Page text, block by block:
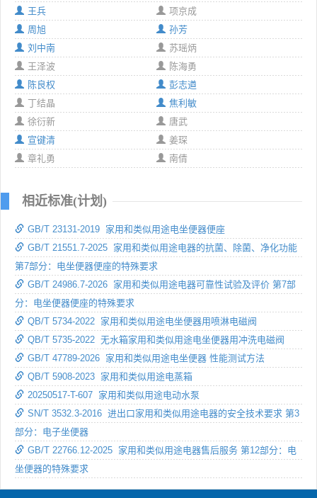
王兵
项京成
周旭
孙芳
刘中南
苏瑶炳
王泽波
陈海勇
陈良权
彭志遒
丁结晶
焦利敏
徐衍新
唐武
宣键清
姜琛
章礼勇
南倩
相近标准(计划)
GB/T 23131-2019 家用和类似用途电坐便器便座
GB/T 21551.7-2025 家用和类似用途电器的抗菌、除菌、净化功能
第7部分：电坐便器便座的特殊要求
GB/T 24986.7-2026 家用和类似用途电器可靠性试验及评价 第7部
分：电坐便器便座的特殊要求
QB/T 5734-2022 家用和类似用途电坐便器用喷淋电磁阀
QB/T 5735-2022 无水箱家用和类似用途电坐便器用冲洗电磁阀
GB/T 47789-2026 家用和类似用途电坐便器 性能测试方法
QB/T 5908-2023 家用和类似用途电蒸箱
20250517-T-607 家用和类似用途电动水泵
SN/T 3532.3-2016 进出口家用和类似用途电器的安全技术要求 第3
部分：电子坐便器
GB/T 22766.12-2025 家用和类似用途电器售后服务 第12部分：电
坐便器的特殊要求